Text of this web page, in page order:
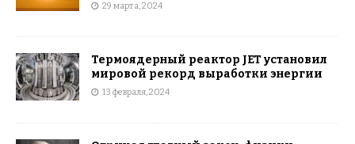
29 марта, 2024
Термоядерный реактор JET установил
мировой рекорд выработки энергии
13 февраля, 2024